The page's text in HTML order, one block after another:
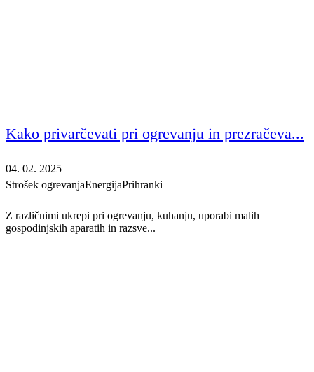
Kako privarčevati pri ogrevanju in prezračeva...
04. 02. 2025
Strošek ogrevanjaEnergijaPrihranki
Z različnimi ukrepi pri ogrevanju, kuhanju, uporabi malih
gospodinjskih aparatih in razsve...